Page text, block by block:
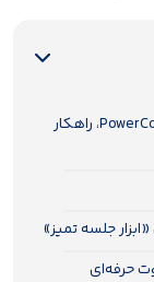
تحول کیفیت جلسات آنلاین با اسپیکرفون انکر PowerConf، راهکار